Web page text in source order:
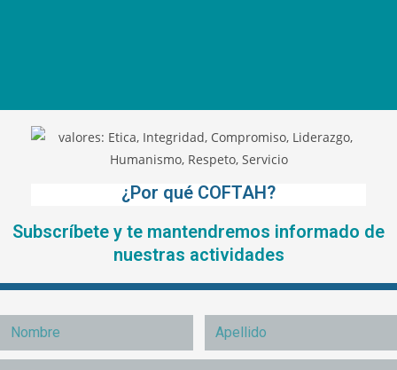
¿Por qué COFTAH?
Subscríbete y te mantendremos informado de
nuestras actividades